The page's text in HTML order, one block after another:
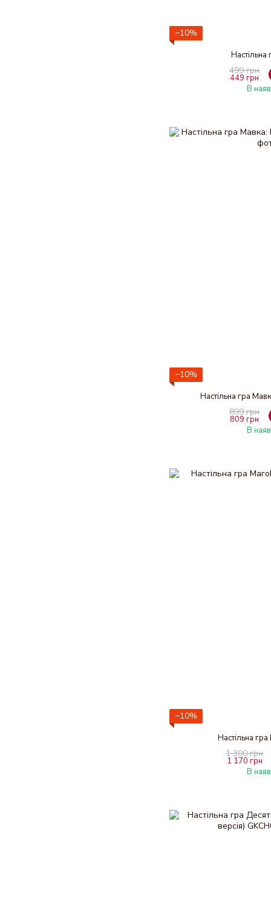
−10%
Настільна
499 грн
449 грн
В
−10%
Настільна гра
899 грн
809 грн
В
−10%
Настільна
1 300 грн
1 170 грн
В